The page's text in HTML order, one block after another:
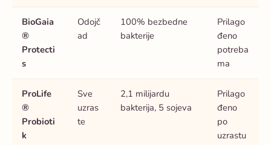
BioGaia
®
Protecti
s
Odojč
ad
100% bezbedne
bakterije
Prilago
đeno
potreba
ma
ProLife
®
Probioti
k
Sve
uzras
te
2,1 milijardu
bakterija, 5 sojeva
Prilago
đeno
po
uzrastu